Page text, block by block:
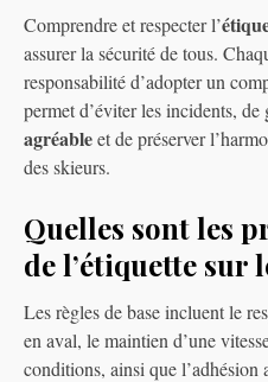
Comprendre et respecter l’
assurer la sécurité de tous.
responsabilité d’adopter un
permet d’éviter les incidents, de
agréableet de préserver
des skieurs.
Quelles sont les
de l’étiquette sur
Les règles de base incluent le
en aval, le maintien d’une
conditions, ainsi que l’adhésion